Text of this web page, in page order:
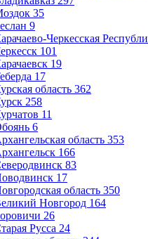
35
9
Черкесская
101
19
17
область 362
258
11
6
область 353
166
83
17
область 350
Новгород 164
26
Русса 24